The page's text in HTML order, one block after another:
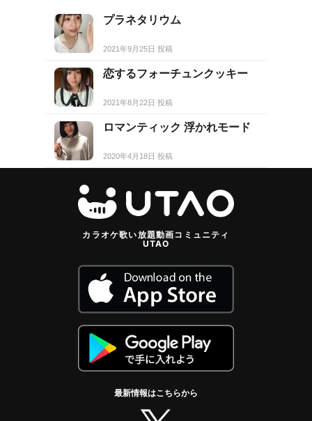
プラネタリウム
2021年9月25日 投稿
恋するフォーチュンクッキー
2021年8月22日 投稿
ロマンティック 浮かれモード
2020年4月18日 投稿
カラオケ歌い放題動画コミュニティ
UTAO
最新情報はこちらから